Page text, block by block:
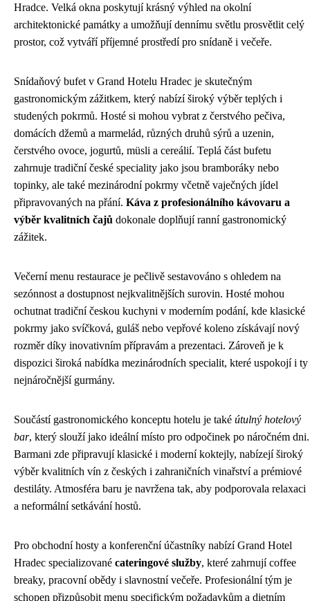
Hradce. Velká okna poskytují krásný výhled na okolní
architektonické památky a umožňují dennímu světlu prosvětlit celý
prostor, což vytváří příjemné prostředí pro snídaně i večeře.
Snídaňový bufet v Grand Hotelu Hradec je skutečným
gastronomickým zážitkem, který nabízí široký výběr teplých i
studených pokrmů. Hosté si mohou vybrat z čerstvého pečiva,
domácích džemů a marmelád, různých druhů sýrů a uzenin,
čerstvého ovoce, jogurtů, müsli a cereálií. Teplá část bufetu
zahrnuje tradiční české speciality jako jsou bramboráky nebo
topinky, ale také mezinárodní pokrmy včetně vaječných jídel
připravovaných na přání. Káva z profesionálního kávovaru a
výběr kvalitních čajů dokonale doplňují ranní gastronomický
zážitek.
Večerní menu restaurace je pečlivě sestavováno s ohledem na
sezónnost a dostupnost nejkvalitnějších surovin. Hosté mohou
ochutnat tradiční českou kuchyni v moderním podání, kde klasické
pokrmy jako svíčková, guláš nebo vepřové koleno získávají nový
rozměr díky inovativním přípravám a prezentaci. Zároveň je k
dispozici široká nabídka mezinárodních specialit, které uspokojí i ty
nejnáročnější gurmány.
Součástí gastronomického konceptu hotelu je také útulný hotelový
bar, který slouží jako ideální místo pro odpočinek po náročném dni.
Barmani zde připravují klasické i moderní koktejly, nabízejí široký
výběr kvalitních vín z českých i zahraničních vinařství a prémiové
destiláty. Atmosféra baru je navržena tak, aby podporovala relaxaci
a neformální setkávání hostů.
Pro obchodní hosty a konferenční účastníky nabízí Grand Hotel
Hradec specializované cateringové služby, které zahrnují coffee
breaky, pracovní obědy i slavnostní večeře. Profesionální tým je
schopen přizpůsobit menu specifickým požadavkům a dietním